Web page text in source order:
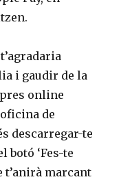
i gaudir de la
online
de
descarregar-te
botó ‘Fes-te
t’anirà marcant